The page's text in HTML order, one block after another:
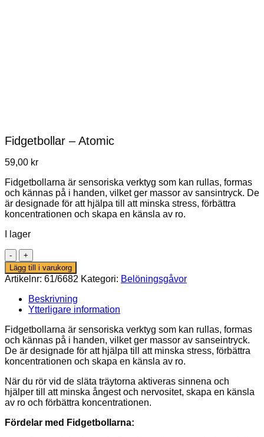
Fidgetbollar – Atomic
59,00 kr
Fidgetbollarna är sensoriska verktyg som kan rullas, formas
och kännas på i handen, vilket ger massor av sansintryck. De
är designade för att hjälpa till att minska stress, förbättra
koncentrationen och skapa en känsla av ro.
I lager
Fidgetbollar
–
Atomic
mängd
Lägg till i varukorg
Artikelnr: 61/6682 Kategori: Belöningsgåvor
Beskrivning
Ytterligare information
Fidgetbollarna är sensoriska verktyg som kan rullas, formas
och kännas på i handen, vilket ger massor av sanseintryck.
De är designade för att hjälpa till att minska stress, förbättra
koncentrationen och skapa en känsla av ro.
När du rör vid de släta träytorna aktiveras sinnena och
hjälper till att minska ångest och nervositet, skapa en känsla
av ro och förbättra koncentrationen.
Fördelar med Fidgetbollarna: